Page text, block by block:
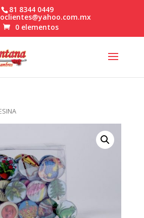
81 8344 0449
0 elementos